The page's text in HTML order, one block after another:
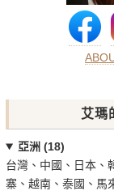
艾瑪
亞洲 (18)
台灣、中國、日本、
寨、越南、泰國、馬